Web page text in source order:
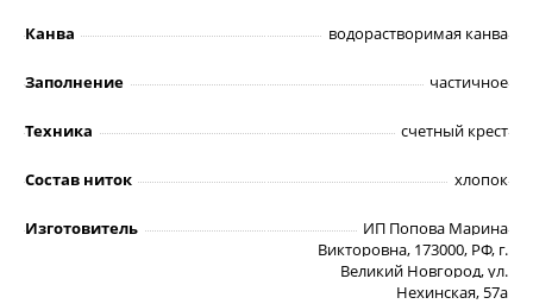
Канва водорастворимая канва
Заполнение частичное
Техника счетный крест
Состав ниток хлопок
Изготовитель
ИП Попова Марина
Викторовна, 173000, РФ, г.
Великий Новгород, ул.
Нехинская, 57а